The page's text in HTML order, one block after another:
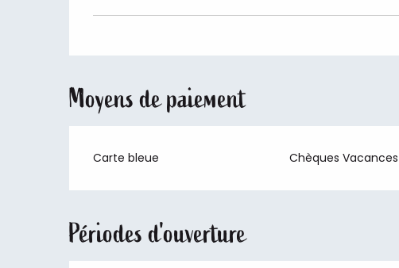
Moyens de paiement
Carte bleue Chèques Vacances
Périodes d'ouverture